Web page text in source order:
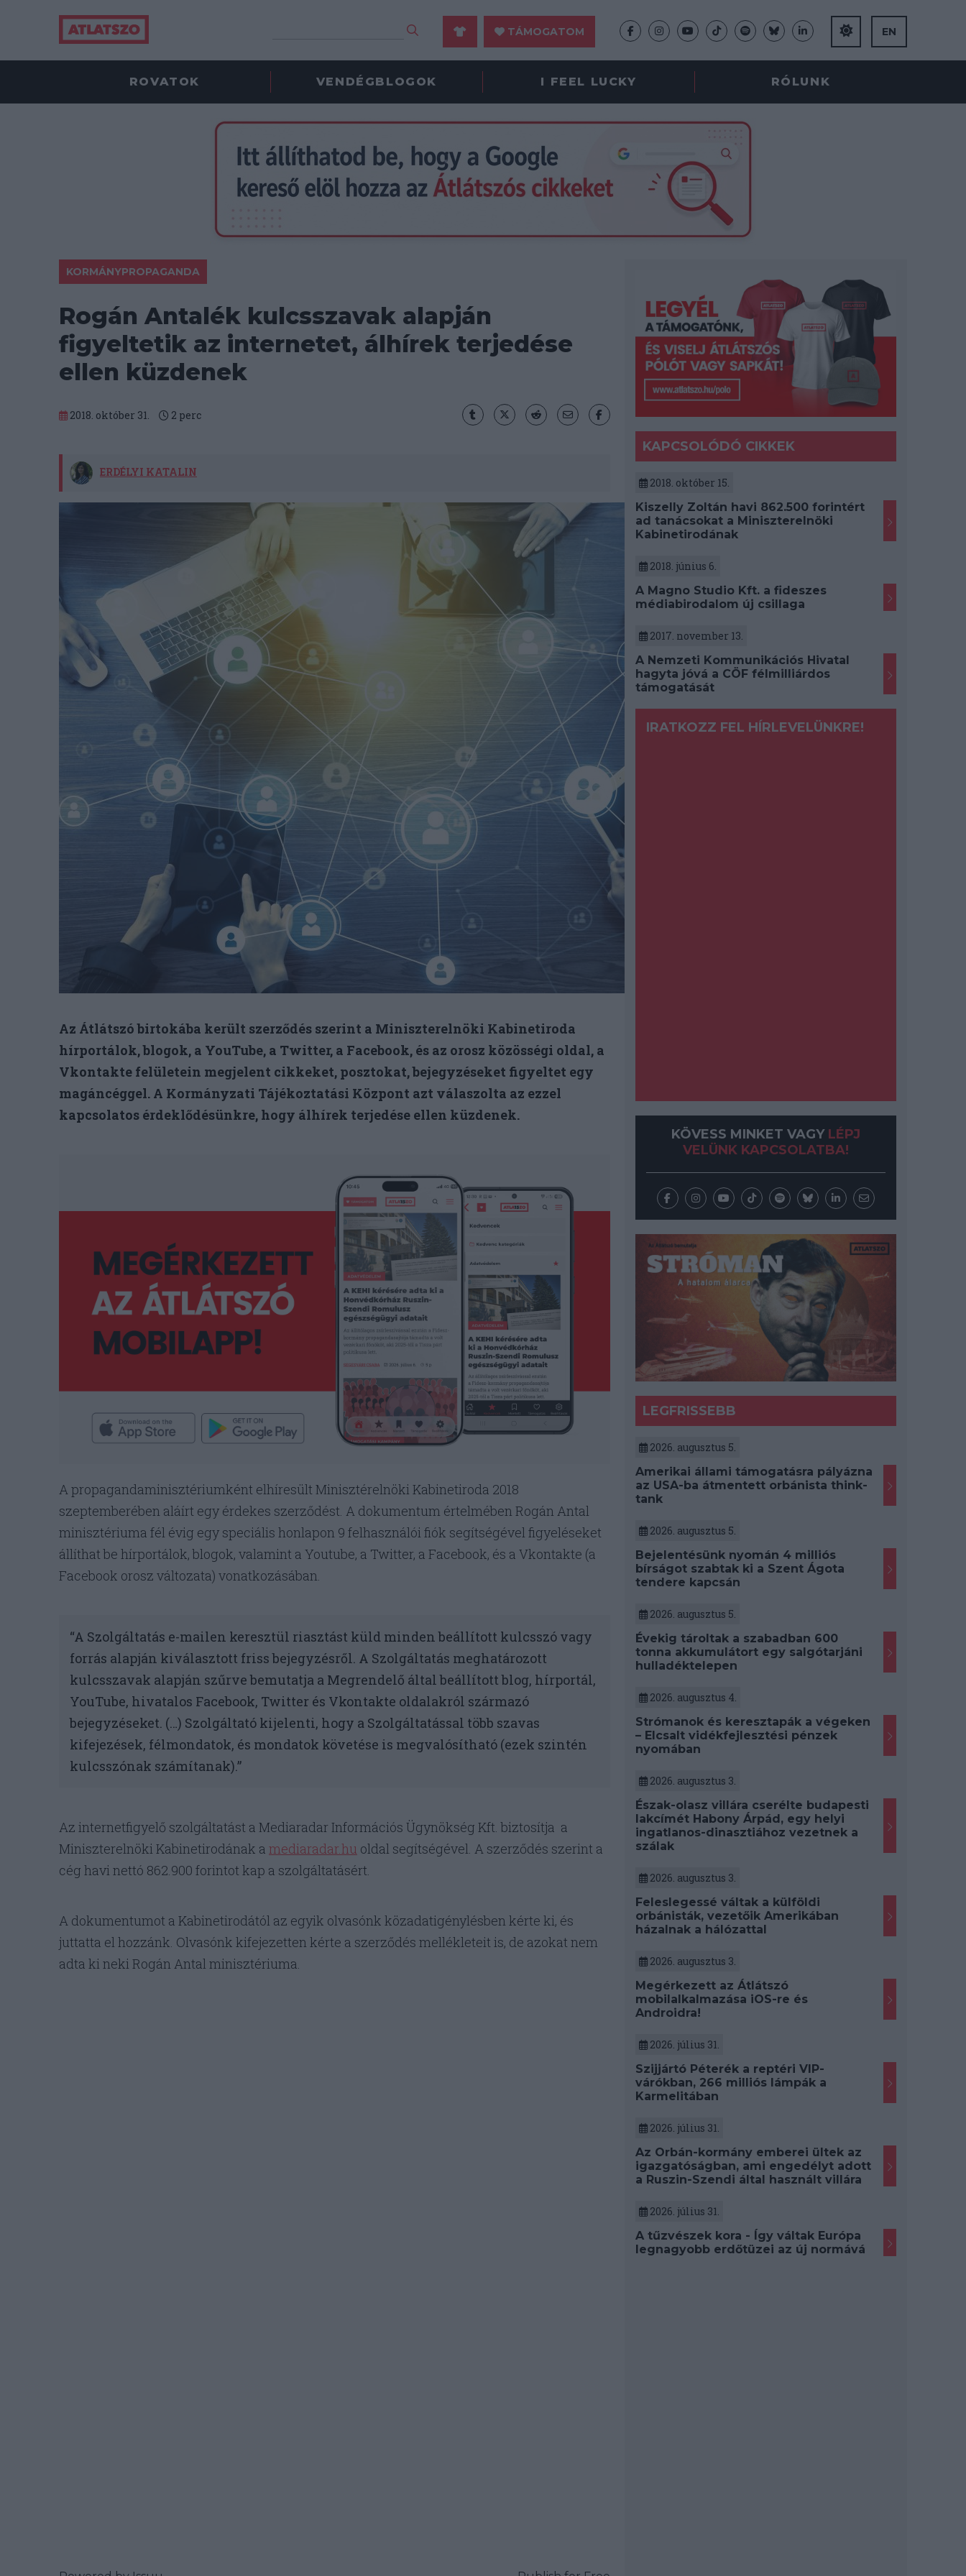
TÁMOGATOM EN
ROVATOK VENDÉGBLOGOK I FEEL LUCKY RÓLUNK
KORMÁNYPROPAGANDA
Rogán Antalék kulcsszavak alapján
figyeltetik az internetet, álhírek terjedése
ellen küzdenek
2018. október 31. 2 perc
ERDÉLYI KATALIN
Az Átlátszó birtokába került szerződés szerint a Miniszterelnöki Kabinetiroda
hírportálok, blogok, a YouTube, a Twitter, a Facebook, és az orosz közösségi oldal, a
Vkontakte felületein megjelent cikkeket, posztokat, bejegyzéseket figyeltet egy
magáncéggel. A Kormányzati Tájékoztatási Központ azt válaszolta az ezzel
kapcsolatos érdeklődésünkre, hogy álhírek terjedése ellen küzdenek.
A propagandaminisztériumként elhíresült Minisztérelnöki Kabinetiroda 2018
szeptemberében aláírt egy érdekes szerződést. A dokumentum értelmében Rogán Antal
minisztériuma fél évig egy speciális honlapon 9 felhasználói fiók segítségével figyeléseket
állíthat be hírportálok, blogok, valamint a Youtube, a Twitter, a Facebook, és a Vkontakte (a
Facebook orosz változata) vonatkozásában.
“A Szolgáltatás e-mailen keresztül riasztást küld minden beállított kulcsszó vagy
forrás alapján kiválasztott friss bejegyzésről. A Szolgáltatás meghatározott
kulcsszavak alapján szűrve bemutatja a Megrendelő által beállított blog, hírportál,
YouTube, hivatalos Facebook, Twitter és Vkontakte oldalakról származó
bejegyzéseket. (…) Szolgáltató kijelenti, hogy a Szolgáltatással több szavas
kifejezések, félmondatok, és mondatok követése is megvalósítható (ezek szintén
kulcsszónak számítanak).”
Az internetfigyelő szolgáltatást a Mediaradar Információs Ügynökség Kft. biztosítja a
Miniszterelnöki Kabinetirodának a mediaradar.hu oldal segítségével. A szerződés szerint a
cég havi nettó 862.900 forintot kap a szolgáltatásért.
A dokumentumot a Kabinetirodától az egyik olvasónk közadatigénylésben kérte ki, és
juttatta el hozzánk. Olvasónk kifejezetten kérte a szerződés mellékleteit is, de azokat nem
adta ki neki Rogán Antal minisztériuma.
KAPCSOLÓDÓ CIKKEK
2018. október 15.
Kiszelly Zoltán havi 862.500 forintért
ad tanácsokat a Miniszterelnöki
Kabinetirodának
2018. június 6.
A Magno Studio Kft. a fideszes
médiabirodalom új csillaga
2017. november 13.
A Nemzeti Kommunikációs Hivatal
hagyta jóvá a CÖF félmilliárdos
támogatását
IRATKOZZ FEL HÍRLEVELÜNKRE!
KÖVESS MINKET VAGY LÉPJ
VELÜNK KAPCSOLATBA!
LEGFRISSEBB
2026. augusztus 5.
Amerikai állami támogatásra pályázna
az USA-ba átmentett orbánista think-
tank
2026. augusztus 5.
Bejelentésünk nyomán 4 milliós
bírságot szabtak ki a Szent Ágota
tendere kapcsán
2026. augusztus 5.
Évekig tároltak a szabadban 600
tonna akkumulátort egy salgótarjáni
hulladéktelepen
2026. augusztus 4.
Strómanok és keresztapák a végeken
– Elcsalt vidékfejlesztési pénzek
nyomában
2026. augusztus 3.
Észak-olasz villára cserélte budapesti
lakcímét Habony Árpád, egy helyi
ingatlanos-dinasztiához vezetnek a
szálak
2026. augusztus 3.
Feleslegessé váltak a külföldi
orbánisták, vezetőik Amerikában
házalnak a hálózattal
2026. augusztus 3.
Megérkezett az Átlátszó
mobilalkalmazása iOS-re és
Androidra!
2026. július 31.
Szijjártó Péterék a reptéri VIP-
várókban, 266 milliós lámpák a
Karmelitában
2026. július 31.
Az Orbán-kormány emberei ültek az
igazgatóságban, ami engedélyt adott
a Ruszin-Szendi által használt villára
2026. július 31.
A tűzvészek kora - Így váltak Európa
legnagyobb erdőtüzei az új normává